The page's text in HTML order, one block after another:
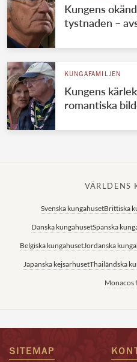
Kungens
tystnaden –
KUNGAFAMILJEN
Kungens
romantiska
VÄRLDENS
Svenska kungahusetBrittiska
Danska kungahusetSpanska
Belgiska kungahusetJordanska
Japanska kejsarhusetThailändska
Monacos
SITEMAP